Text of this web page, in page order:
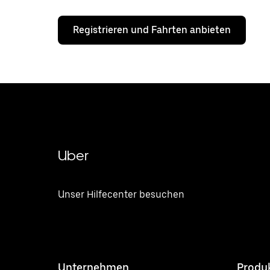
Registrieren und Fahrten anbieten
Uber
Unser Hilfecenter besuchen
Unternehmen